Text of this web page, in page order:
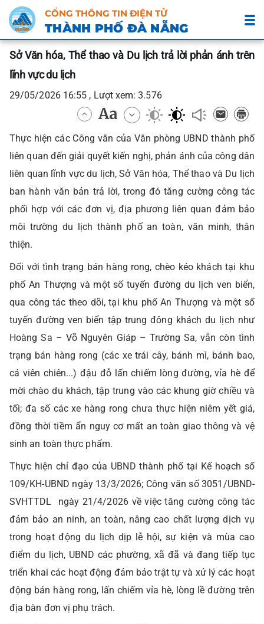
CỔNG THÔNG TIN ĐIỆN TỬ
THÀNH PHỐ ĐÀ NẴNG
Sở Văn hóa, Thể thao và Du lịch trả lời phản ánh trên
lĩnh vực du lịch
29/05/2026 16:55 , Lượt xem: 3.576
Thực hiện các Công văn của Văn phòng UBND thành phố
liên quan đến giải quyết kiến nghị, phản ánh của công dân
liên quan lĩnh vực du lịch, Sở Văn hóa, Thể thao và Du lịch
ban hành văn bản trả lời, trong đó tăng cường công tác
phối hợp với các đơn vị, địa phương liên quan đảm bảo
môi trường du lịch thành phố an toàn, văn minh, thân
thiện.
Đối với tình trạng bán hàng rong, chèo kéo khách tại khu
phố An Thượng và một số tuyến đường du lịch ven biển,
qua công tác theo dõi, tại khu phố An Thượng và một số
tuyến đường ven biển tập trung đông khách du lịch như
Hoàng Sa – Võ Nguyên Giáp – Trường Sa, vẫn còn tình
trạng bán hàng rong (các xe trái cây, bánh mì, bánh bao,
cá viên chiên...) đậu đỗ lấn chiếm lòng đường, vỉa hè để
mời chào du khách, tập trung vào các khung giờ chiều và
tối; đa số các xe hàng rong chưa thực hiện niêm yết giá,
đồng thời tiềm ẩn nguy cơ mất an toàn giao thông và vệ
sinh an toàn thực phẩm.
Thực hiện chỉ đạo của UBND thành phố tại Kế hoạch số
109/KH-UBND ngày 13/3/2026; Công văn số 3051/UBND-
SVHTTDL ngày 21/4/2026 về việc tăng cường công tác
đảm bảo an ninh, an toàn, nâng cao chất lượng dịch vụ
trong hoạt động du lịch dịp lễ hội, sự kiện và mùa cao
điểm du lịch, UBND các phường, xã đã và đang tiếp tục
triển khai các hoạt động đảm bảo trật tự và xử lý các hoạt
động bán hàng rong, lấn chiếm vỉa hè, lòng lề đường trên
địa bàn đơn vị phụ trách.